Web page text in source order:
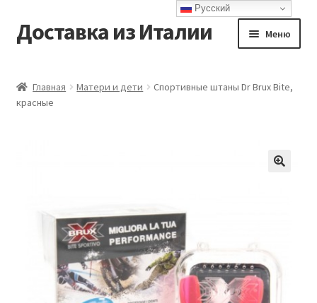
Перейти
к
Перейти
к
Доставка из Италии Меню
Доставка
Мой аккаунт
Оформление заказа
Главная Матери и дети
Спортивные штаны Dr Brux Bite,
красные
Русский